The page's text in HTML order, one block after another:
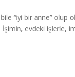
“iyi bir anne” olup
evdeki işlerle,